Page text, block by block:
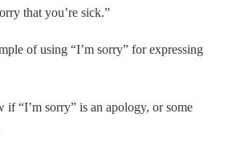
that you’re sick.”
of using “I’m sorry” for expressing
if “I’m sorry” is an apology, or some